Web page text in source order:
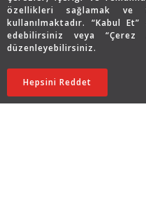
özellikleri sağlamak
kullanılmaktadır. “Kabul
edebilirsiniz veya “Çerez
düzenleyebilirsiniz.
Hepsini Reddet
Copyright © 2026 Assos